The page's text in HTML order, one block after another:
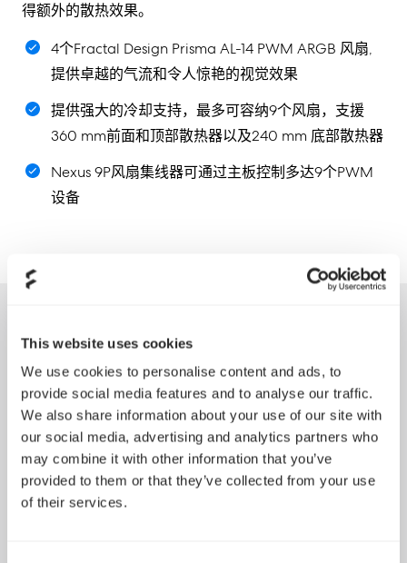
This website uses cookies
We use cookies to personalise content and ads, to
provide social media features and to analyse our traffic.
We also share information about your use of our site with
our social media, advertising and analytics partners who
may combine it with other information that you’ve
provided to them or that they’ve collected from your use
of their services.
得额外的散热效果。
4个Fractal Design Prisma AL-14 PWM ARGB 风扇,
提供卓越的气流和令人惊艳的视觉效果
提供强大的冷却支持，最多可容纳9个风扇，支援
360 mm前面和顶部散热器以及240 mm 底部散热器
Nexus 9P风扇集线器可通过主板控制多达9个PWM
设备